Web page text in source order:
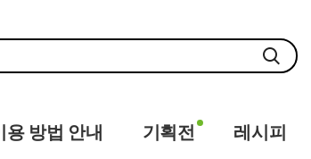
용 방법 안내 기획전 레시피